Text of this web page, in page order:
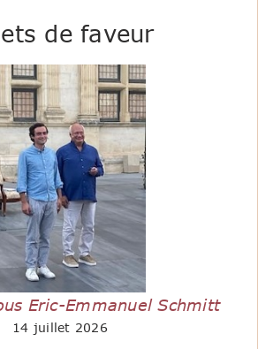
de faveur
Eric-Emmanuel Schmitt
14 juillet 2026